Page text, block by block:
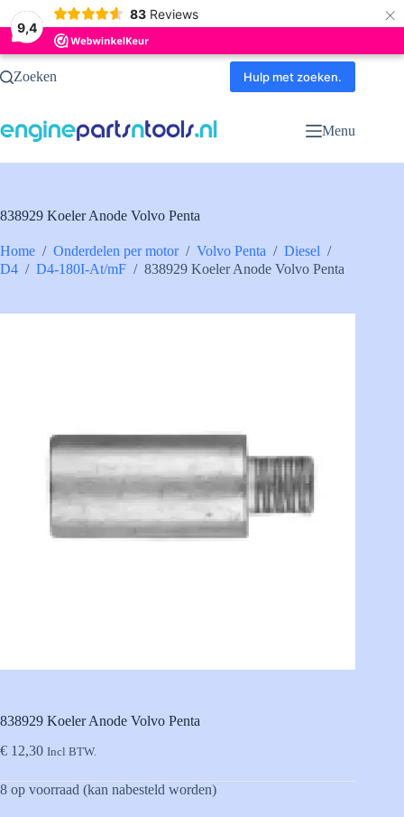
9,4
83 Reviews ×
Ga
naarZoeken Hulp met zoeken.
Menu
838929 Koeler Anode Volvo Penta
Home / Onderdelen per motor / Volvo Penta / Diesel /
D4 / D4-180I-At/mF / 838929 Koeler Anode Volvo Penta
838929 Koeler Anode Volvo Penta
€ 12,30 Incl BTW.
8 op voorraad (kan nabesteld worden)